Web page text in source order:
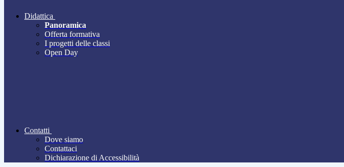
Didattica
Panoramica
Offerta formativa
I progetti delle classi
Open Day
Contatti
Dove siamo
Contattaci
Dichiarazione di Accessibilità